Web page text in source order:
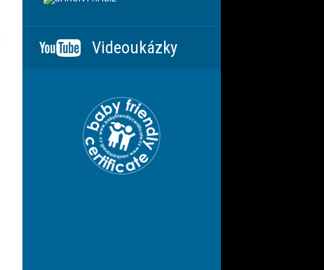
Videoukázky